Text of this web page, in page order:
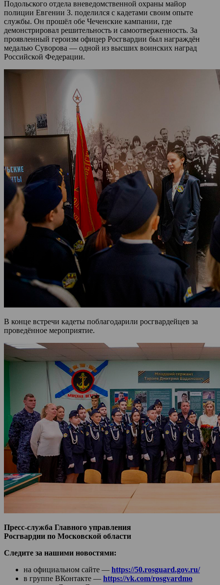
Подольского отдела вневедомственной охраны майор
полиции Евгении З. поделился с кадетами своим опыте
службы. Он прошёл обе Чеченские кампании, где
демонстрировал решительность и самоотверженность. За
проявленный героизм офицер Росгвардии был награждён
медалью Суворова — одной из высших воинских наград
Российской Федерации.
В конце встречи кадеты поблагодарили росгвардейцев за
проведённое мероприятие.
Пресс-служба Главного управления
Росгвардии по Московской области
Следите за нашими новостями:
на официальном сайте — https://50.rosguard.gov.ru/
в группе ВКонтакте — https://vk.com/rosgvardmo